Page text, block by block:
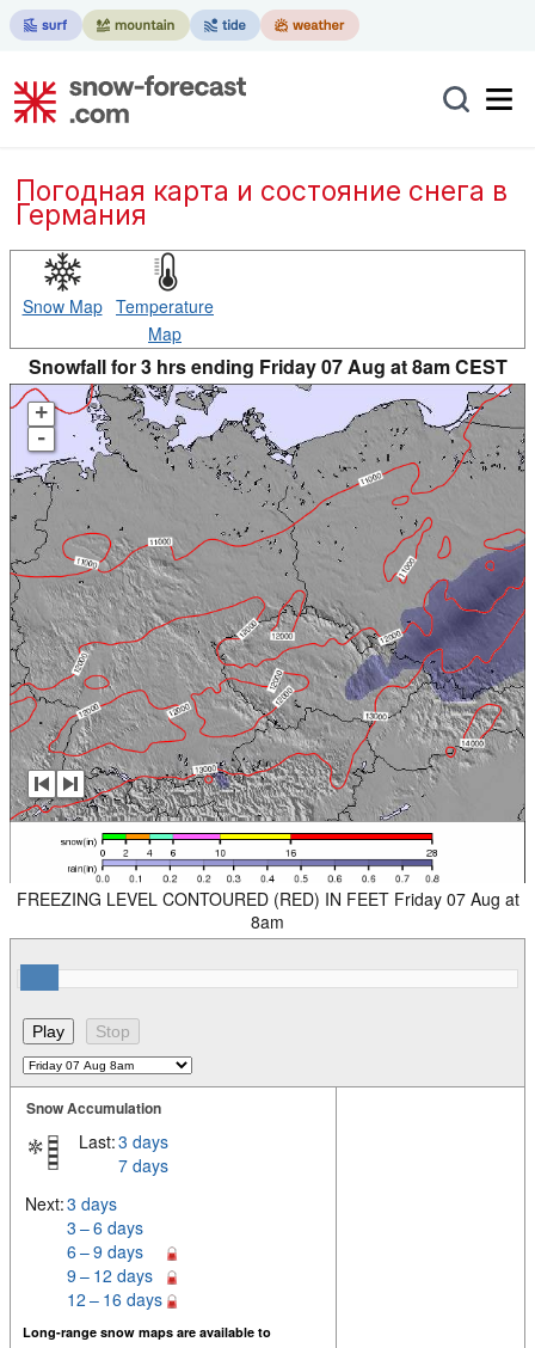
Погодная карта и состояние снега в
Германия
Snow Map Temperature
Map
Snowfall for 3 hrs ending Friday 07 Aug at 8am CEST
+
-
FREEZING LEVEL CONTOURED (RED) IN FEET Friday 07 Aug at
8am
Snow Accumulation
Last:3 days
7 days
Next:3 days
3 – 6 days
6 – 9 days
9 – 12 days
12 – 16 days
Long-range snow maps are available to